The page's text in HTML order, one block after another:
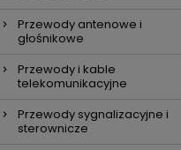
Przewody antenowe i
głośnikowe
Przewody i kable
telekomunikacyjne
Przewody sygnalizacyjne i
sterownicze